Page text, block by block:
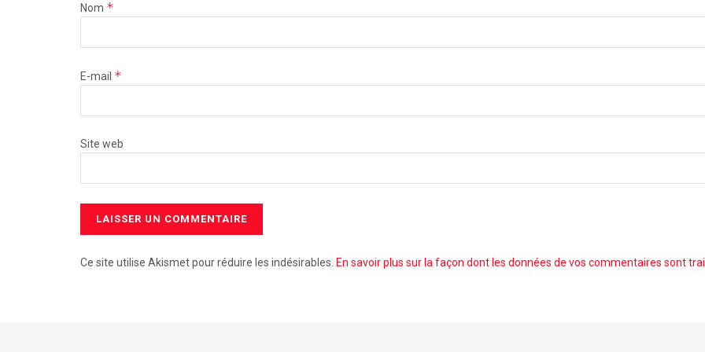
Nom *
E-mail *
Site web
Ce site utilise Akismet pour réduire les indésirables. En savoir plus sur la façon dont les données de vos commentaires sont